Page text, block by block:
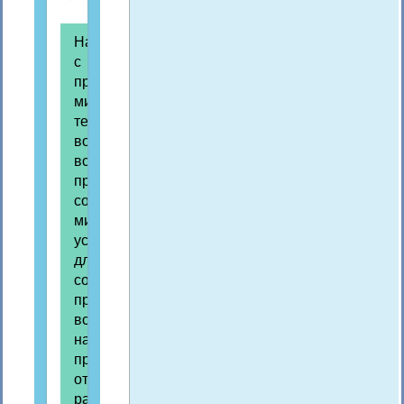
Наравне
с
предотвращением
мировой
термоядерной
войны
встает
проблема
создания
мирных
условий
для
социальной
программы
всех
народов,
преодоление
отсталости
развивающихся